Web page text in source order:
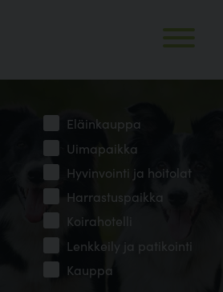
Eläinkauppa
Uimapaikka
Hyvinvointi ja hoitolat
Harrastuspaikka
Koirahotelli
Lenkkeily ja patikointi
Kauppa